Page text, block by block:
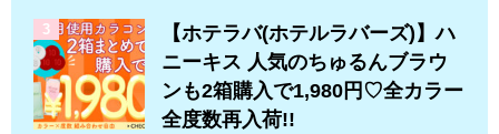
3
【ホテラバ(ホテルラバーズ)】ハ
ニーキス 人気のちゅるんブラウ
ンも2箱購入で1,980円♡全カラー
全度数再入荷!!